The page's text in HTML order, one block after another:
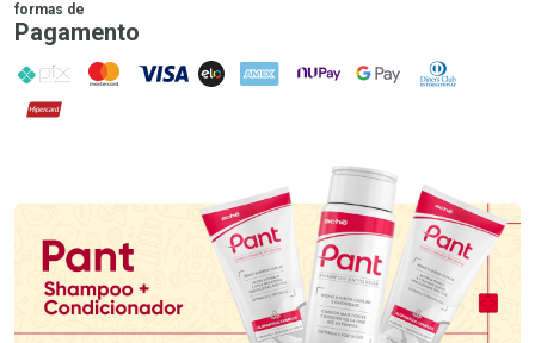
formas de
Pagamento
PIX MasterCard
VISA ELO AMEX NuPay Google PayDiners Club
Hipercard
Promoção em Destaque